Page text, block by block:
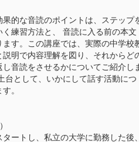
的な音読のポイントは、ステップ
練習方法と、 音読に入る前の本文
す。この講座では、実際の中学校
明で内容理解を図り、それからど
音読をさせるかについてご紹介し
台として、いかにして話す活動につ
。
ートし、私立の大学に勤務した後